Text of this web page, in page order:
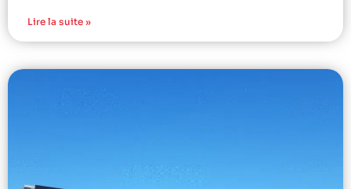
Lire la suite »